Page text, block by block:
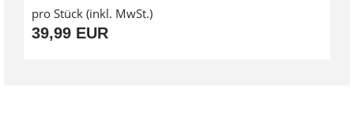
pro Stück (inkl. MwSt.)
39,99 EUR